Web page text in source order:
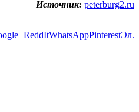
Источник: peterburg2.ru
ReddItWhatsAppPinterestЭл.